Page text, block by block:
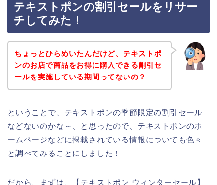
テキストポンの割引セールをリサー
チしてみた！
ちょっとひらめいたんだけど、テキストポ
ンのお店で商品をお得に購入できる割引セ
ールを実施している期間ってないの？
ということで、テキストポンの季節限定の割引セール
などないのかな～、と思ったので、テキストポンのホ
ームページなどに掲載されている情報についても色々
と調べてみることにしました！
だから、まずは、【テキストポン ウィンターセール】